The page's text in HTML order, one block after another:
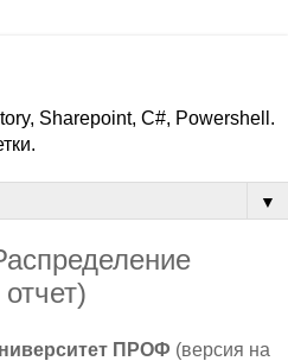
Sharepoint, C#, Powershell.
▼
ПРОФ (версия на